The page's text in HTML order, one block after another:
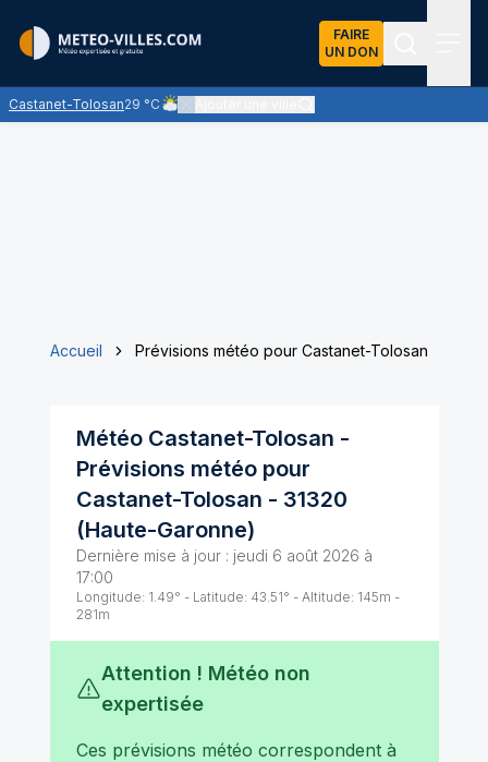
FAIRE
UN DON
Castanet-Tolosan29 °C
Ciel nuageux - les éclaircies et les nuages se
Accueil Prévisions météo pour Castanet-Tolosan
Météo Castanet-Tolosan -
Prévisions météo pour
Castanet-Tolosan - 31320
(Haute-Garonne)
Dernière mise à jour : jeudi 6 août 2026 à
17:00
Longitude: 1.49° - Latitude: 43.51° - Altitude: 145m -
281m
Attention ! Météo non
expertisée
Ces prévisions météo correspondent à